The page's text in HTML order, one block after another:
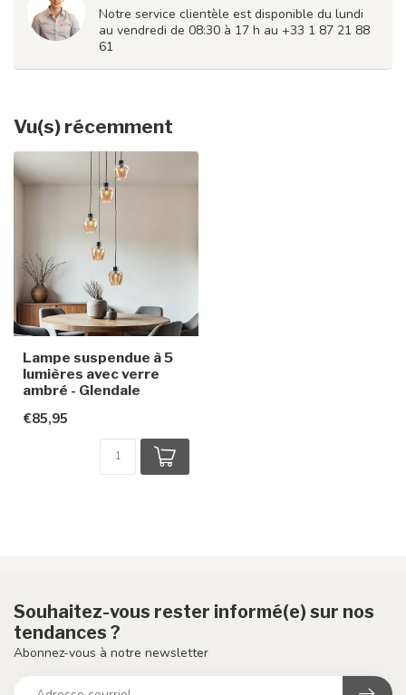
Notre service clientèle est disponible du lundi
au vendredi de 08:30 à 17 h au +33 1 87 21 88
61
Vu(s) récemment
Lampe suspendue à 5
lumières avec verre
ambré - Glendale
€85,95
Souhaitez-vous rester informé(e) sur nos
tendances ?
Abonnez-vous à notre newsletter